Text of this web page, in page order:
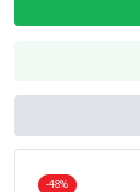
-48%